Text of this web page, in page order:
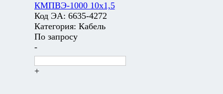
КМПВЭ-1000 10х1,5
Код ЭА: 6635-4272
Категория: Кабель
По запросу
-
+